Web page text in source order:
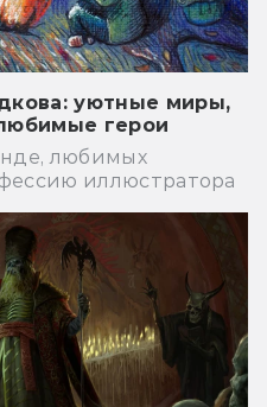
уютные миры,
герои
любимых
иллюстратора